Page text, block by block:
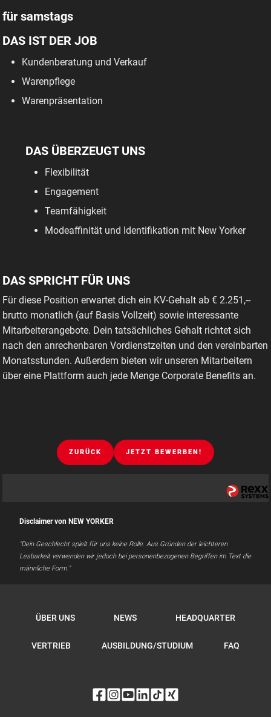
für samstags
DAS IST DER JOB
Kundenberatung und Verkauf
Warenpflege
Warenpräsentation
DAS ÜBERZEUGT UNS
Flexibilität
Engagement
Teamfähigkeit
Modeaffinität und Identifikation mit New Yorker
DAS SPRICHT FÜR UNS
Für diese Position erwartet dich ein KV-Gehalt ab € 2.251,--
brutto monatlich (auf Basis Vollzeit) sowie interessante
Mitarbeiterangebote. Dein tatsächliches Gehalt richtet sich
nach den anrechenbaren Vordienstzeiten und den vereinbarten
Monatsstunden. Außerdem bieten wir unseren Mitarbeitern
über eine Plattform auch jede Menge Corporate Benefits an.
ZURÜCK JETZT BEWERBEN!
Disclaimer von NEW YORKER
"Dein Geschlecht spielt für uns keine Rolle. Aus Gründen der leichteren
Lesbarkeit verwenden wir jedoch bei personenbezogenen Begriffen im Text die
männliche Form."
ÜBER UNS NEWS HEADQUARTER
VERTRIEB AUSBILDUNG/STUDIUM FAQ